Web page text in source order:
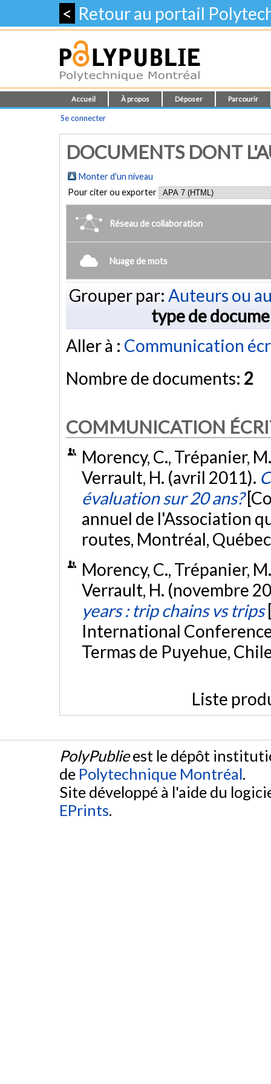
< Retour au portail
Accueil À propos Déposer Parcourir
Se connecter
DOCUMENTS DONT
Monter d'un niveau
Pour citer ou exporter
Réseau de collaboration
Nuage de mots
Grouper par: Auteurs ou
type de
Aller à : Communication
Nombre de documents: 2
COMMUNICATION
Morency, C., Trépanier,
Verrault, H. (avril 2011).
évaluation sur 20 ans?
annuel de l'Association
routes, Montréal,
Morency, C., Trépanier,
Verrault, H. (novembre
years : trip chains vs trips
International
Termas de Puyehue,
Liste
PolyPublieest le dépôt
de Polytechnique Montréal.
Site développé à l'aide du
EPrints.